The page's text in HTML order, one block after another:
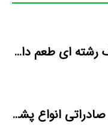
فروش کیلویی پشمک رشته ای طعم دار میوه
بازار اینترنتی فروش صادراتی انواع پشمک الیافی/شکلاتی